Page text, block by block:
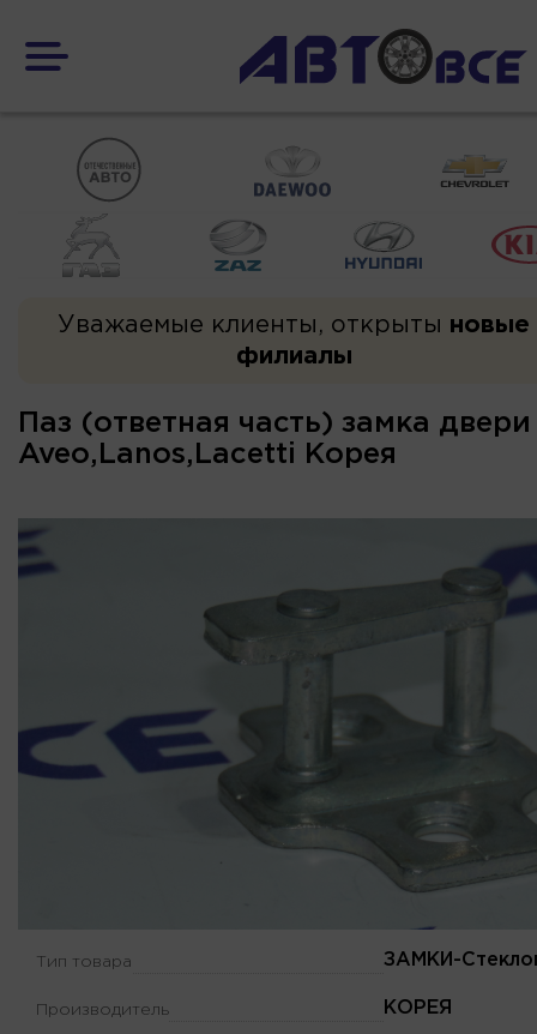
Уважаемые клиенты, открыты новые
филиалы
Паз (ответная часть) замка двери
Aveo,Lanos,Lacetti Корея
Тип товара ЗАМКИ-
Производитель КОРЕЯ